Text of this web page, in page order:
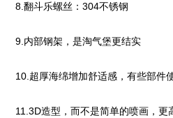
8.翻斗乐螺丝：304不锈钢
9.内部钢架，是淘气堡更结实
10.超厚海绵增加舒适感，有些部件
11.3D造型，而不是简单的喷画，更